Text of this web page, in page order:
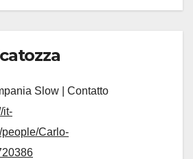
Slow | Contatto
it-
Carlo-